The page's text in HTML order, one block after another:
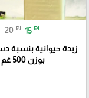
20 ₪ 15 ₪
بوزن 500 غم